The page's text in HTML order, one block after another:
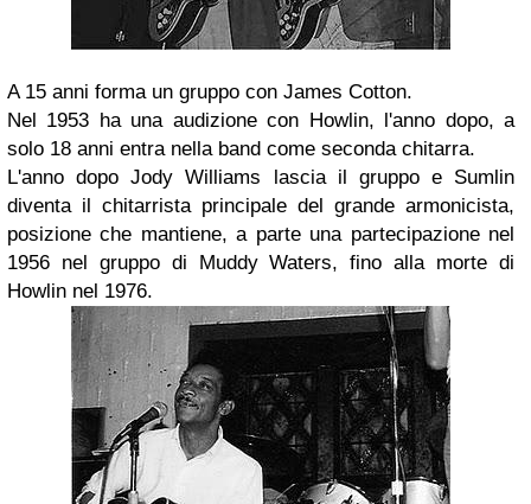
A 15 anni forma un gruppo con James Cotton.
Nel 1953 ha una audizione con Howlin, l'anno dopo, a
solo 18 anni entra nella band come seconda chitarra.
L'anno dopo Jody Williams lascia il gruppo e Sumlin
diventa il chitarrista principale del grande armonicista,
posizione che mantiene, a parte una partecipazione nel
1956 nel gruppo di Muddy Waters, fino alla morte di
Howlin nel 1976.